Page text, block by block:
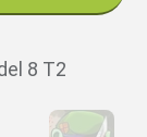
8 T2